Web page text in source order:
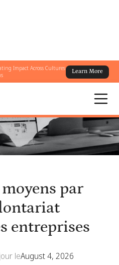
Impact Across Cultures
Learn More
par
entreprises
leAugust 4, 2026